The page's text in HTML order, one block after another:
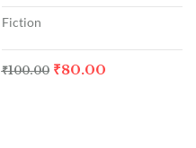
Fiction
₹100.00 ₹80.00